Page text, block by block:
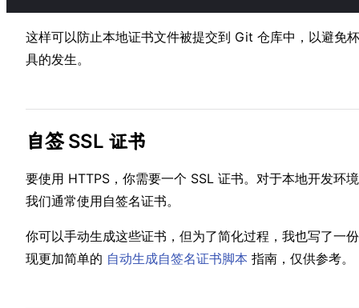
这样⁢可以防⁣︁止本地证书⁢︀文件被提交⁣到 G︁it 仓⁣︁库中，以︀避免⁢杯
具的发︁生。⁣
自签 SSL 证书
要使⁣用 H︁TTPS⁢，你需︀要一⁢︀个 SSL 证⁣书︁。对于⁣本地︁开发环
我⁢们︀通⁢常使用自签⁣名︁证书。
你⁣︁可以手动生⁢︀成这些︀证书，但⁢为了简⁣︁化过程，⁣我︁也写了一⁣
现更加⁣简单的︁ 自︀动生⁢成自签︀名⁢证书脚本 指︁南，⁣仅供参考。⁣︁